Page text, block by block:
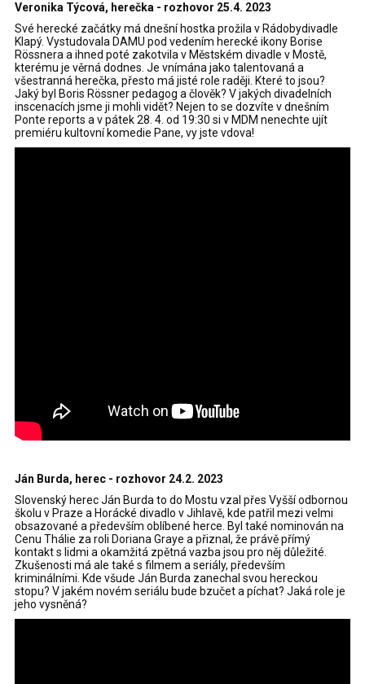
Veronika Týcová, herečka - rozhovor 25.4. 2023
Své herecké začátky má dnešní hostka prožila v Rádobydivadle
Klapý. Vystudovala DAMU pod vedením herecké ikony Borise
Rössnera a ihned poté zakotvila v Městském divadle v Mostě,
kterému je věrná dodnes. Je vnímána jako talentovaná a
všestranná herečka, přesto má jisté role raději. Které to jsou?
Jaký byl Boris Rössner pedagog a člověk? V jakých divadelních
inscenacích jsme ji mohli vidět? Nejen to se dozvíte v dnešním
Ponte reports a v pátek 28. 4. od 19:30 si v MDM nenechte ujít
premiéru kultovní komedie Pane, vy jste vdova!
Ján Burda, herec - rozhovor 24.2. 2023
Slovenský herec Ján Burda to do Mostu vzal přes Vyšší odbornou
školu v Praze a Horácké divadlo v Jihlavě, kde patřil mezi velmi
obsazované a především oblíbené herce. Byl také nominován na
Cenu Thálie za roli Doriana Graye a přiznal, že právě přímý
kontakt s lidmi a okamžitá zpětná vazba jsou pro něj důležité.
Zkušenosti má ale také s filmem a seriály, především
kriminálními. Kde všude Ján Burda zanechal svou hereckou
stopu? V jakém novém seriálu bude bzučet a píchat? Jaká role je
jeho vysněná?